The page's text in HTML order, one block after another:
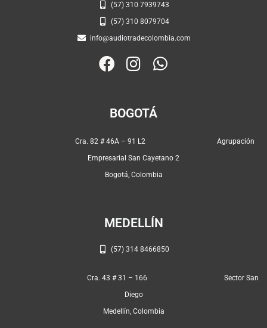
(57) 310 7939743
(57) 310 8079704
info@audiotradecolombia.com
F
e
o
o
k
I
t
g
r
a
W
p
p
BOGOTÁ
Cra. 82 # 46A – 91 L2 Agrupación
Empresarial San Cayetano 2
Bogotá, Colombia
MEDELLÍN
(57) 314 8466850
Cra. 43 # 31 – 166 Sector San
Diego
Medellín, Colombia